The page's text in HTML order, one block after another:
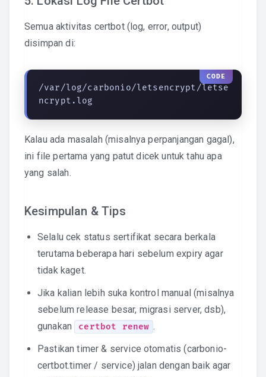
Semua aktivitas certbot (log, error, output)
disimpan di:
/var/log/carbonio/letsencrypt/letse
ncrypt.log
Kalau ada masalah (misalnya perpanjangan gagal),
ini file pertama yang patut dicek untuk tahu apa
yang salah.
Kesimpulan & Tips
Selalu cek status sertifikat secara berkala
terutama beberapa hari sebelum expiry agar
tidak kaget.
Jika kalian lebih suka kontrol manual (misalnya
sebelum release besar, migrasi server, dsb),
gunakan
certbot renew .
Pastikan timer & service otomatis (carbonio-
certbot.timer / service) jalan dengan baik agar